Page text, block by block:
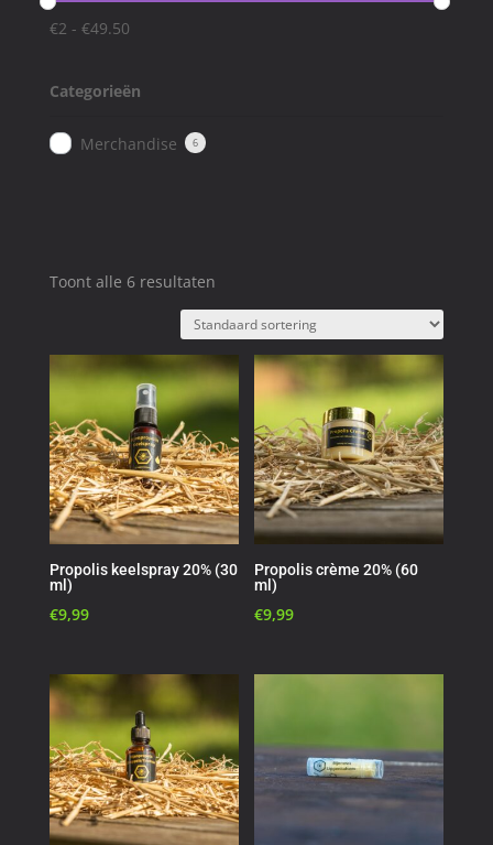
€2 - €49.50
Categorieën
Merchandise 6
Toont alle 6 resultaten
Propolis keelspray 20% (30
ml)
€9,99
Propolis crème 20% (60
ml)
€9,99